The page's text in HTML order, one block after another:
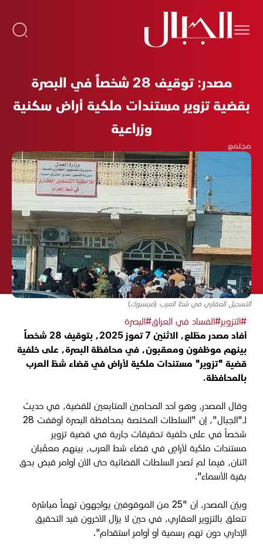
مصدر: توقيف 28 شخصاً في البصرة
بقضية تزوير مستندات ملكية أراض سكنية
وزراعية
مجتمع
التسجيل العقاري في شطّ العرب (فيسبوك)
#التزوير#الفساد في العراق#البصرة
أفاد مصدر مطّلع، الاثنين 7 تموز 2025، بتوقيف 28 شخصاً
بينهم موظفون ومعقبون، في محافظة البصرة، على خلفية
قضية "تزوير" مستندات ملكية لأراض في قضاء شطّ العرب
بالمحافظة.
وقال المصدر، وهو أحد المحامين المتابعين للقضية، في حديث
لـ"الجبال"، إن "السلطات المختصة بمحافظة البصرة أوقفت 28
شخصاً في على خلفية تحقيقات جارية في قضية تزوير
مستندات ملكية لأراضٍ في قضاء شط العرب، بينهم معقّبان
اثنان، فيما لم تُصدر السلطات القضائية حتى الآن أوامر قبض بحق
بقية الأسماء".
وبيّن المصدر، أن "25 من الموقوفين يواجهون تهماً مباشرة
تتعلق بالتزوير العقاري، في حين لا يزال الآخرون قيد التحقيق
الإداري دون تهم رسمية أو أوامر استقدام".